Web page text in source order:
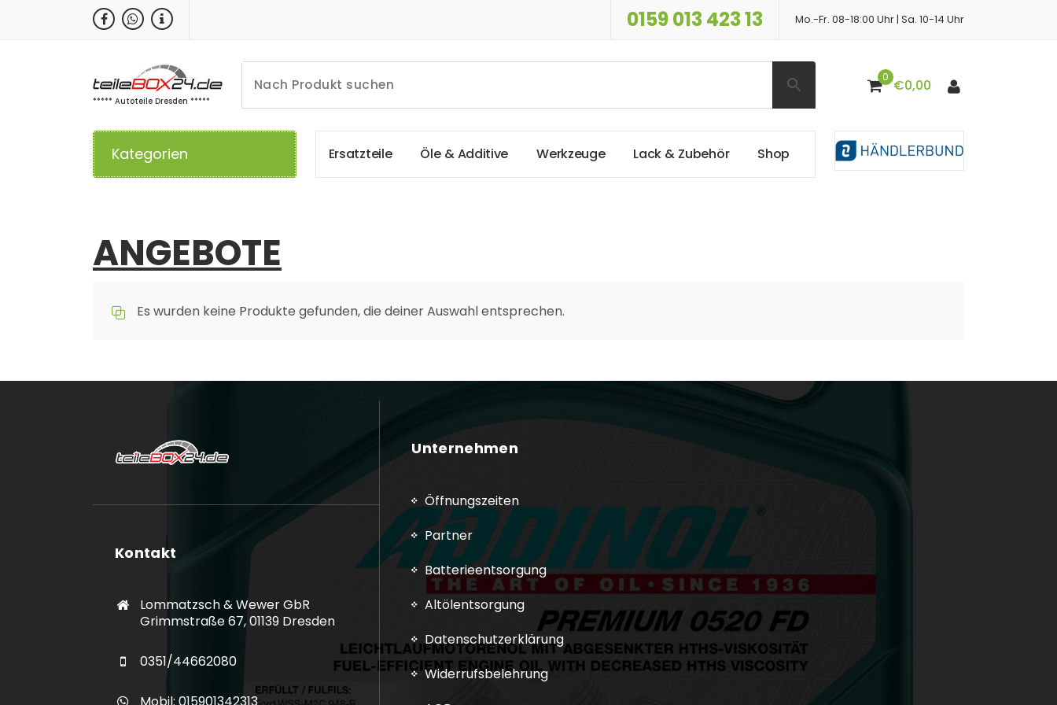
0159 013 423 13 Mo.-Fr. 08-18:00 Uhr | Sa. 10-14 Uhr
***** Autoteile Dresden *****
0 €0,00
Kategorien Ersatzteile Öle &Additive Werkzeuge Lack & Zubehör Shop
ANGEBOTE
Es wurden keine Produkte gefunden, die deiner Auswahl entsprechen.
Kontakt
Lommatzsch & Wewer GbR
Grimmstraße 67, 01139 Dresden
0351/44662080
Unternehmen
Öffnungszeiten
Partner
Batterieentsorgung
Altölentsorgung
Datenschutzerklärung
Widerrufsbelehrung